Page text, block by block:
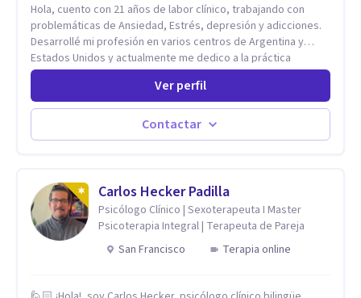
Hola, cuento con 21 años de labor clínico, trabajando con
problemáticas de Ansiedad, Estrés, depresión y adicciones.
Desarrollé mi profesión en varios centros de Argentina y
Estados Unidos y actualmente me dedico a la práctica
privada. Utilizo terapias cognitivas conductuales basadas en
evidencia científica con comprobados resultados. Los
objetivos terapéuticos están centrados en brindar
herramientas concretas para el cambio, que permitan
desarrollar nuevas habilidades y estrategias basadas en la
Ver perfil
Contactar
Carlos Hecker Padilla
Psicólogo Clínico | Sexoterapeuta I Master
Psicoterapia Integral | Terapeuta de Pareja
San Francisco
Terapia online